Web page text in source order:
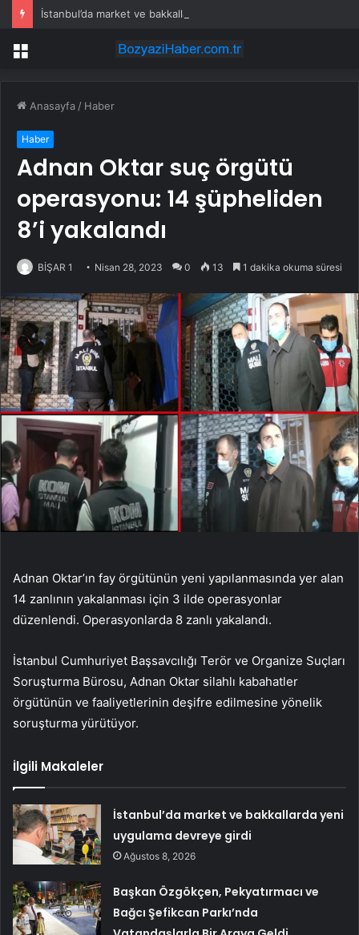
Menü
Anasayfa / Haber
Haber
Adnan Oktar suç örgütü
operasyonu: 14 şüpheliden
8’i yakalandı
BİŞAR 1 Nisan 28, 2023 0 13 1 dakika okuma süresi
Adnan Oktar’ın fay örgütünün yeni yapılanmasında yer alan
14 zanlının yakalanması için 3 ilde operasyonlar
düzenlendi. Operasyonlarda 8 zanlı yakalandı.
İstanbul Cumhuriyet Başsavcılığı Terör ve Organize Suçları
Soruşturma Bürosu, Adnan Oktar silahlı kabahatler
örgütünün ve faaliyetlerinin deşifre edilmesine yönelik
soruşturma yürütüyor.
İlgili Makaleler
İstanbul’da market ve bakkallarda yeni
uygulama devreye girdi
Ağustos 8, 2026
Başkan Özgökçen, Pekyatırmacı ve
Bağcı Şefikcan Parkı’nda